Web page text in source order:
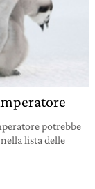
potrebbe
lista delle